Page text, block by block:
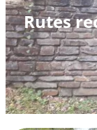
Rutes